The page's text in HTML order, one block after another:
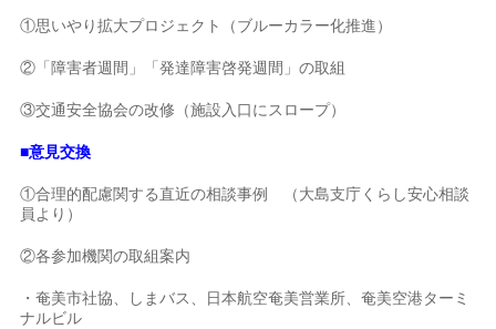
①思いやり拡大プロジェクト（ブルーカラー化推進）
②「障害者週間」「発達障害啓発週間」の取組
③交通安全協会の改修（施設入口にスロープ）
■意見交換
①合理的配慮関する直近の相談事例 （大島支庁くらし安心相談
員より）
②各参加機関の取組案内
・奄美市社協、しまバス、日本航空奄美営業所、奄美空港ターミ
ナルビル